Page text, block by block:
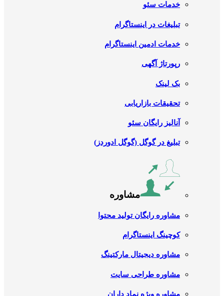
خدمات سئو
تبلیغات در اینستاگرام
خدمات ادمین اینستاگرام
رپورتاژ آگهی
بک لینک
تحقیقات بازاریابی
آنالیز رایگان سئو
تبلیغ در گوگل (گوگل ادوردز)
مشاوره
مشاوره رایگان تولید محتوا
کوچینگ اینستاگرام
مشاوره دیجیتال مارکتینگ
مشاوره طراحی سایت
مشاوره ویژه نماد داران